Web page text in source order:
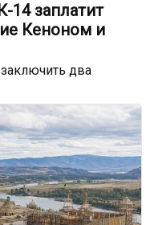
14 заплатит
Кеноном и
два